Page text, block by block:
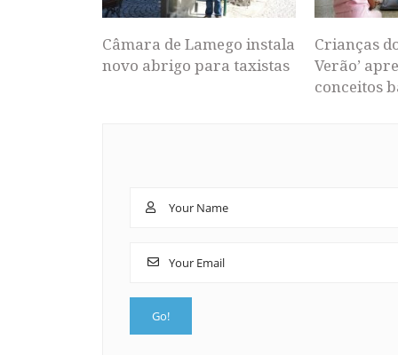
Câmara de Lamego instala
novo abrigo para taxistas
Crianças
Verão’
conceitos